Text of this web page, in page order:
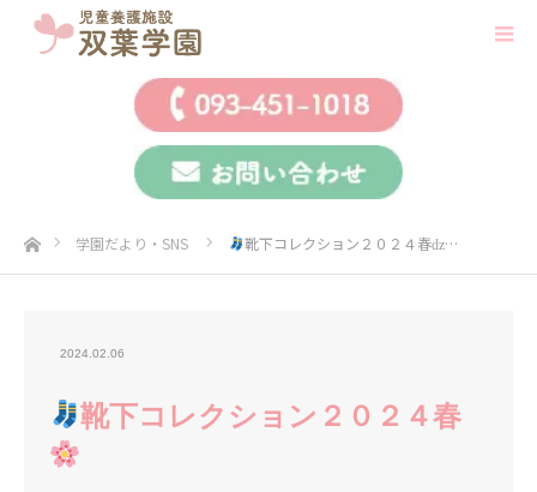
ホーム学園だより・SNS 靴下コレクション２０２４春ǳ…
2024.02.06
靴下コレクション２０２４春